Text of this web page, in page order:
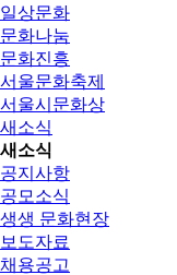
일상문화
문화나눔
문화진흥
서울문화축제
서울시문화상
새소식
새소식
공지사항
공모소식
생생 문화현장
보도자료
채용공고